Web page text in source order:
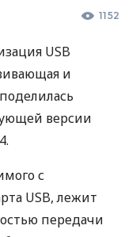
1152
USB
и
версии
4.
с
USB, лежит
передачи